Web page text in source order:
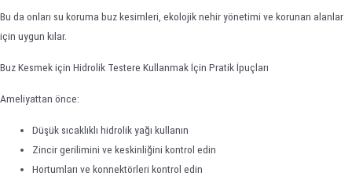
Bu da onları su koruma buz kesimleri, ekolojik nehir yönetimi ve korunan alanlar
için uygun kılar.
Buz Kesmek için Hidrolik Testere Kullanmak İçin Pratik İpuçları
Ameliyattan önce:
Düşük sıcaklıklı hidrolik yağı kullanın
Zincir gerilimini ve keskinliğini kontrol edin
Hortumları ve konnektörleri kontrol edin